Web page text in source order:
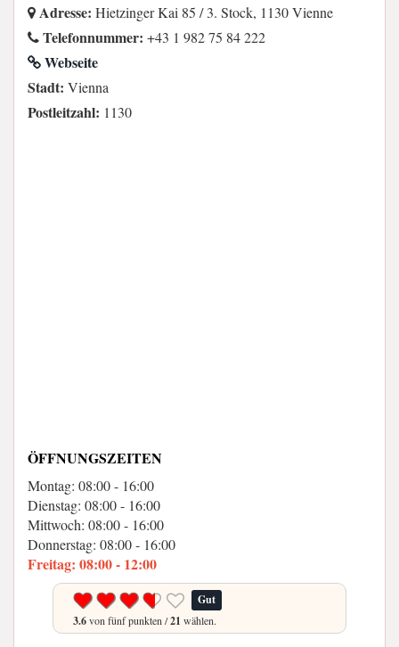
Adresse: Hietzinger Kai 85 / 3. Stock, 1130 Vienne
Telefonnummer: +43 1 982 75 84 222
Webseite
Stadt: Vienna
Postleitzahl: 1130
ÖFFNUNGSZEITEN
Montag: 08:00 - 16:00
Dienstag: 08:00 - 16:00
Mittwoch: 08:00 - 16:00
Donnerstag: 08:00 - 16:00
Freitag: 08:00 - 12:00
Gut
3.6von fünf punkten /21 wählen.